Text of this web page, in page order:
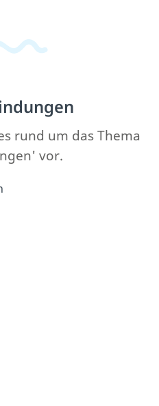
rund um das Thema
vor.